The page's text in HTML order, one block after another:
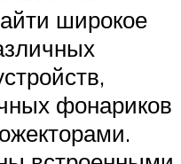
широкое
фонариков